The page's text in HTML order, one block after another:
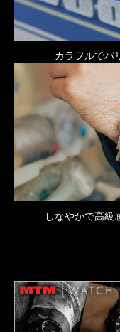
カラフルでバ
しなやかで高級